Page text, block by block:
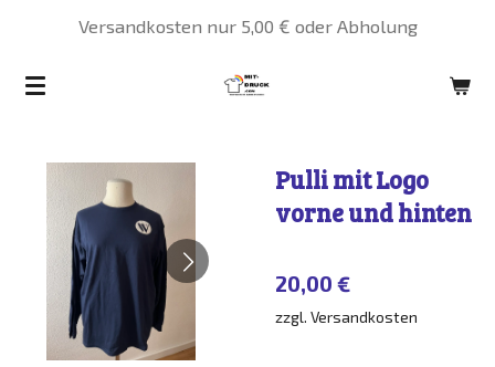
springen
Versandkosten nur 5,00 € oder Abholung
Pulli mit Logo
vorne und hinten
20,00 €
zzgl. Versandkosten